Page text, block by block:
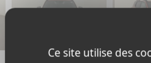
Ce site utilise des